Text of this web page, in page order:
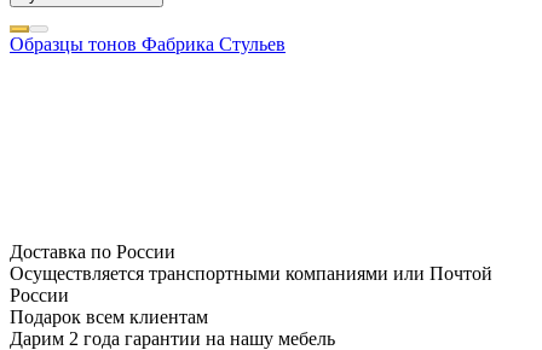
Образцы тонов Фабрика Стульев
Доставка по России
Осуществляется транспортными компаниями или Почтой
России
Подарок всем клиентам
Дарим 2 года гарантии на нашу мебель